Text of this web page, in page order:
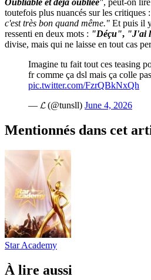
Oubliable et déjà oubliée", peut-on
toutefois plus nuancés sur les critiques :
c'est très bon quand même." Et puis il
ressenti en deux mots : "Déçu", "J'ai
divise, mais qui ne laisse en tout cas
Imagine tu fait tout ces teasing
fr comme ça dsl mais ça colle
pic.twitter.com/FzrQBkNxQh
— 𝓛 (@tunsll) June 4, 2026
Mentionnés dans cet
Star Academy
À lire aussi